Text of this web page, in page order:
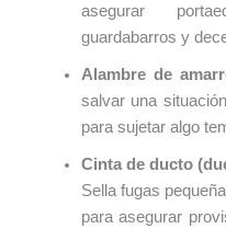
asegurar
guardabarros y
Alambre de
salvar una
para sujetar algo
Cinta de ducto
Sella fugas
para asegurar